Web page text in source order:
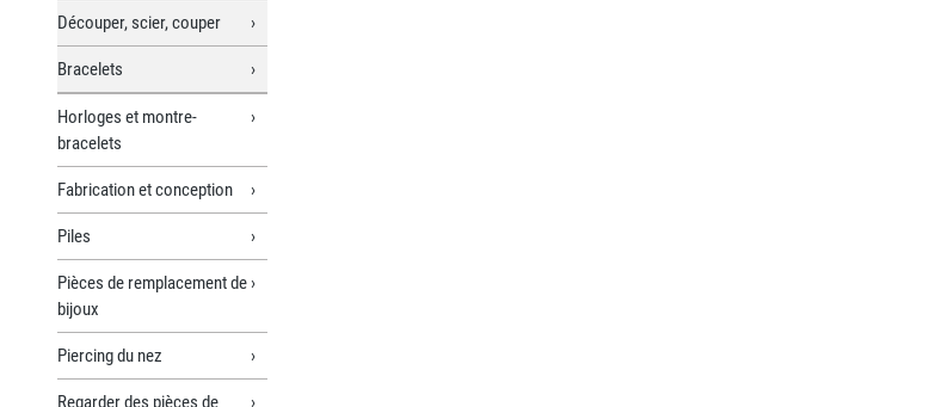
Découper, scier, couper
Bracelets
Horloges et montre-
bracelets
Fabrication et conception
Piles
Pièces de remplacement de
bijoux
Piercing du nez
Regarder des pièces de